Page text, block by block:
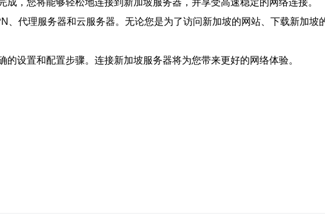
，您将能够轻松地连接到新加坡服务器，并享受高速稳定的网络连接。
、代理服务器和云服务器。无论您是为了访问新加坡的网站、下载新加
设置和配置步骤。连接新加坡服务器将为您带来更好的网络体验。